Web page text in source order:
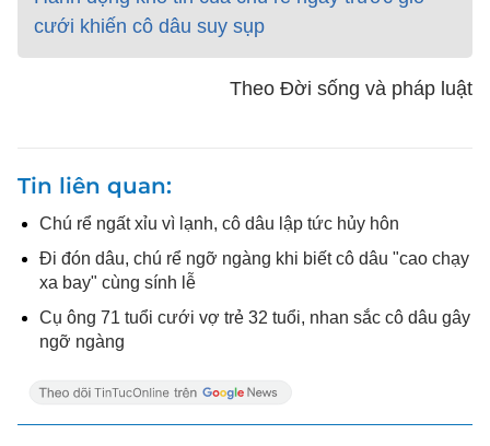
cưới khiến cô dâu suy sụp
Theo Đời sống và pháp luật
Tin liên quan
Chú rể ngất xỉu vì lạnh, cô dâu lập tức hủy hôn
Đi đón dâu, chú rể ngỡ ngàng khi biết cô dâu "cao chạy
xa bay" cùng sính lễ
Cụ ông 71 tuổi cưới vợ trẻ 32 tuổi, nhan sắc cô dâu gây
ngỡ ngàng